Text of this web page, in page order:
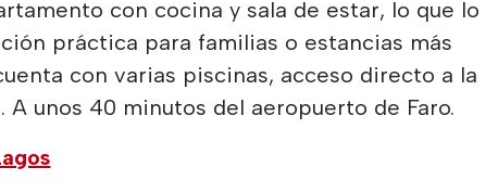
con cocina y sala de estar, lo que lo
práctica para familias o estancias más
con varias piscinas, acceso directo a la
A unos 40 minutos del aeropuerto de Faro.